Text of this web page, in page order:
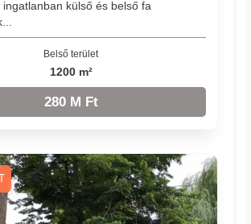
ingatlanban külső és belső fa
Belső terület
1200 m²
280 M Ft